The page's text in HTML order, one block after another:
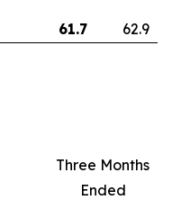
61.7 62.9
Three Months
Ended